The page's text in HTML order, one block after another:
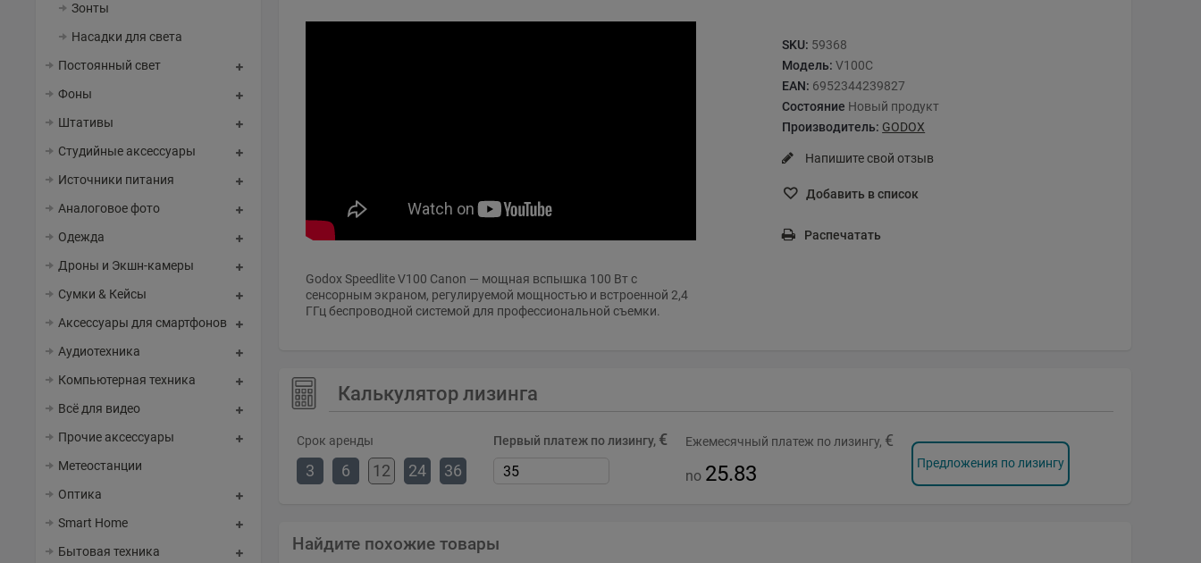
Зонты
Насадки для света
Постоянный свет
Фоны
Штативы
Студийные аксессуары
Источники питания
Аналоговое фото
Одежда
Дроны и Экшн-камеры
Сумки & Кейсы
Аксессуары для смартфонов
Аудиотехника
Компьютерная техника
Всё для видео
Прочие аксессуары
Метеостанции
Оптика
Smart Home
Бытовая техника
Godox Speedlite V100 Canon — мощная вспышка 100 Вт с
сенсорным экраном, регулируемой мощностью и встроенной 2,4
ГГц беспроводной системой для профессиональной съемки.
SKU: 59368
Модель: V100C
EAN: 6952344239827
Состояние Новый продукт
Производитель: GODOX
Напишите свой отзыв
Добавить в список
Распечатать
Калькулятор лизинга
Срок аренды
3 6 12 24 36
Первый платеж по лизингу, € Ежемесячный платеж по лизингу, €
no 25.83 Предложения по лизингу
Найдите похожие товары